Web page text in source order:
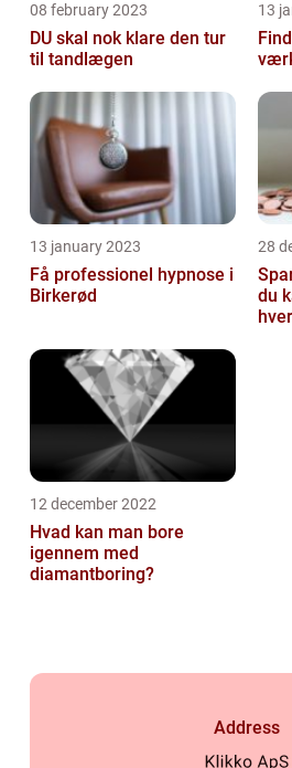
08 february 2023
DU skal nok klare den tur
til tandlægen
13
13 january 2023
Få professionel hypnose i
Birkerød
28
du
12 december 2022
Hvad kan man bore
igennem med
diamantboring?
Address